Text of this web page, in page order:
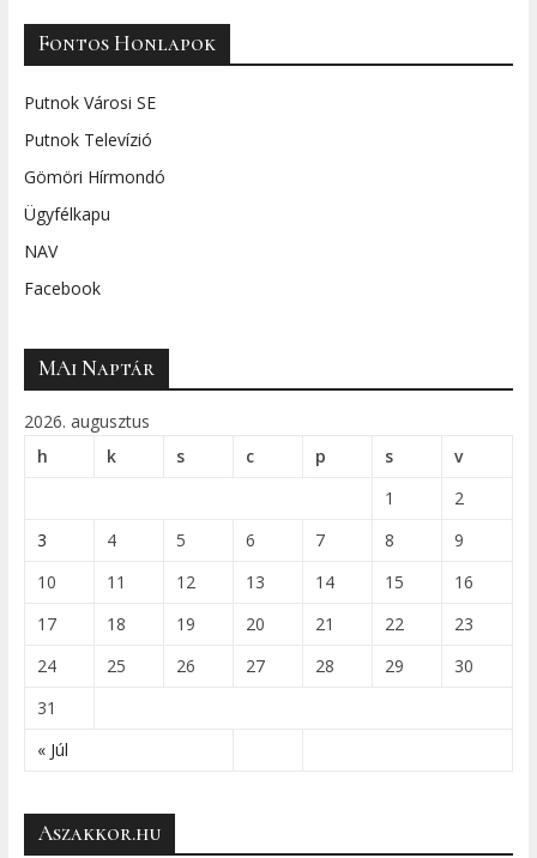
Fontos Honlapok
Putnok Városi SE
Putnok Televízió
Gömöri Hírmondó
Ügyfélkapu
NAV
Facebook
MAi Naptár
2026. augusztus
h
k s c p s v
« Júl
1
2
3
4 5 6 7 8
9
10
11 12 13 14 15
16
17
18 19 20 21 22
23
24
25 26 27 28 29
30
31
Aszakkor.hu